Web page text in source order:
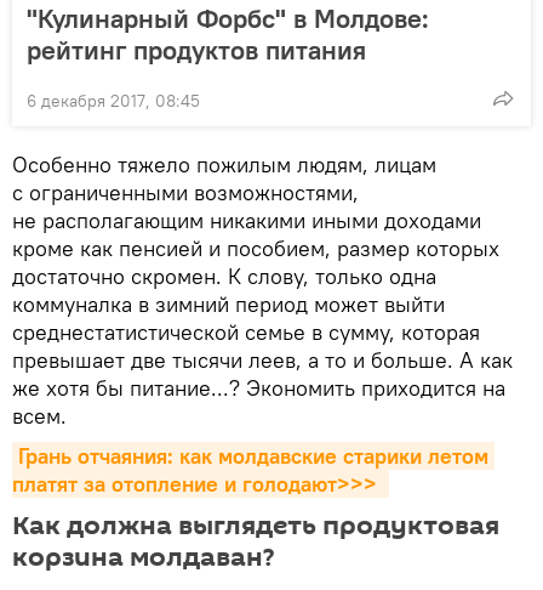
"Кулинарный Форбс" в Молдове:
рейтинг продуктов питания
6 декабря 2017, 08:45
Особенно тяжело пожилым людям, лицам
с ограниченными возможностями,
не располагающим никакими иными доходами
кроме как пенсией и пособием, размер которых
достаточно скромен. К слову, только одна
коммуналка в зимний период может выйти
среднестатистической семье в сумму, которая
превышает две тысячи леев, а то и больше. А как
же хотя бы питание...? Экономить приходится на
всем.
Грань отчаяния: как молдавские старики летом
платят за отопление и голодают>>>
Как должна выглядеть продуктовая
корзина молдаван?